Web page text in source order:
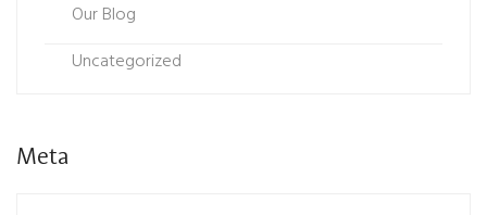
Our Blog
Uncategorized
Meta